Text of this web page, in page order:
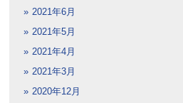
2021年6月
2021年5月
2021年4月
2021年3月
2020年12月